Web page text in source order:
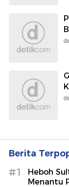
Berita
#1
Heboh
Menantu